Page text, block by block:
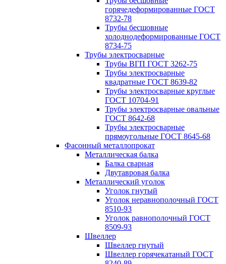
горячедеформированные ГОСТ
8732-78
Трубы бесшовные
холоднодеформированные ГОСТ
8734-75
Трубы электросварные
Трубы ВГП ГОСТ 3262-75
Трубы электросварные
квадратные ГОСТ 8639-82
Трубы электросварные круглые
ГОСТ 10704-91
Трубы электросварные овальные
ГОСТ 8642-68
Трубы электросварные
прямоугольные ГОСТ 8645-68
Фасонный металлопрокат
Металлическая балка
Балка сварная
Двутавровая балка
Металлический уголок
Уголок гнутый
Уголок неравнополочный ГОСТ
8510-93
Уголок равнополочный ГОСТ
8509-93
Швеллер
Швеллер гнутый
Швеллер горячекатаный ГОСТ